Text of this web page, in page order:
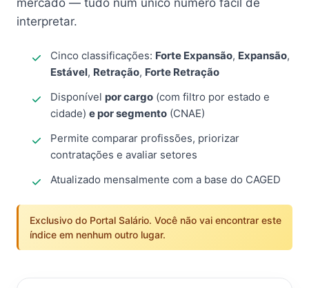
mercado — tudo num único número fácil de
interpretar.
Cinco classificações: Forte Expansão, Expansão,
Estável, Retração, Forte Retração
Disponível por cargo (com filtro por estado e
cidade) e por segmento (CNAE)
Permite comparar profissões, priorizar
contratações e avaliar setores
Atualizado mensalmente com a base do CAGED
Exclusivo do Portal Salário. Você não vai encontrar este
índice em nenhum outro lugar.